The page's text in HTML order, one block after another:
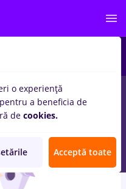
in Timisoarapentru
Medicina / Sanatate
o experiență
a beneficia de
de cookies.
Acceptă toate